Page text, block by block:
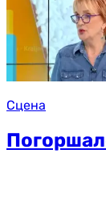
Сцена